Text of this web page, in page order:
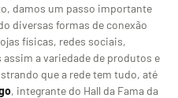
damos um passo importante
diversas formas de conexão
físicas, redes sociais,
a variedade de produtos e
que a rede tem tudo, até
, integrante do Hall da Fama da